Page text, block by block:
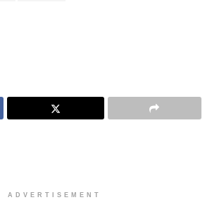
ADVERTISEMENT